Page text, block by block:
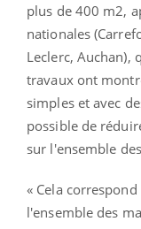
plus de 400 m2,
nationales
Leclerc, Auchan),
travaux ont
simples et avec
possible de
sur l'ensemble
« Cela
l'ensemble des